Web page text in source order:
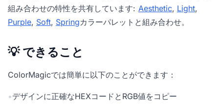
組み合わせの特性を共有しています: Aesthetic, Light,
Purple, Soft, Springカラーパレットと組み合わせ。
💡 できること
ColorMagicでは簡単に以下のことができます：
•デザインに正確なHEXコードとRGB値をコピー